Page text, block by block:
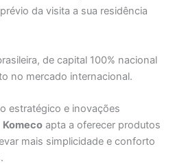
da visita a sua residência
de capital 100% nacional
no mercado internacional.
estratégico e inovações
Komeco apta a oferecer produtos
mais simplicidade e conforto